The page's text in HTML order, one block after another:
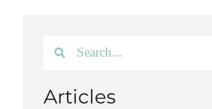
Articles